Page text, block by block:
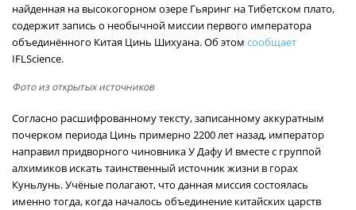
найденная на высокогорном озере Гьяринг на Тибетском плато,
содержит запись о необычной миссии первого императора
объединённого Китая Цинь Шихуана. Об этом сообщает
IFLScience.
Фото из открытых источников
Согласно расшифрованному тексту, записанному аккуратным
почерком периода Цинь примерно 2200 лет назад, император
направил придворного чиновника У Дафу И вместе с группой
алхимиков искать таинственный источник жизни в горах
Куньлунь. Учёные полагают, что данная миссия состоялась
именно тогда, когда началось объединение китайских царств